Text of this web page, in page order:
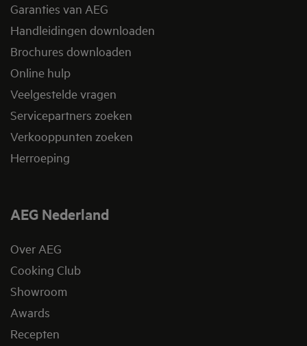
Garanties van AEG
Handleidingen downloaden
Brochures downloaden
Online hulp
Veelgestelde vragen
Servicepartners zoeken
Verkooppunten zoeken
Herroeping
AEG Nederland
Over AEG
Cooking Club
Showroom
Awards
Recepten